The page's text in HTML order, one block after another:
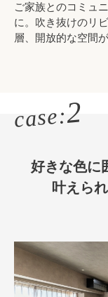
ご家族とのコミュ
に。吹き抜けのリ
層、開放的な空間
case:2
好きな色に
叶えら